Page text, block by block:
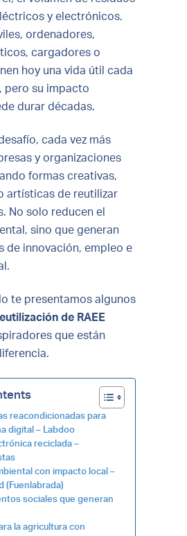
y electrónicos.
ordenadores,
cargadores o
hoy una vida útil cada
pero su impacto
durar décadas.
cada vez más
y organizaciones
formas creativas,
artísticas de reutilizar
No solo reducen el
sino que generan
de innovación, empleo e
te presentamos algunos
de RAEE
que están
reacondicionadas para
digital – Labdoo
reciclada –
con impacto local –
(Fuenlabrada)
sociales que generan
la agricultura con